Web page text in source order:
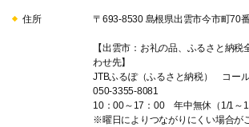
ぬくもりのある福祉サービスの充実と
高齢者外出支援事業（外出困難な高齢者へのデ
運行経費）など
住所 〒693-8530 島根県出雲市今市町70
【出雲市：お礼の品、ふるさと納
わせ先】
JTBふるぽ（ふるさと納税） コー
050-3355-8081
10：00～17：00 年中無休（1/1～1/
※曜日によりつながりにくい場合が